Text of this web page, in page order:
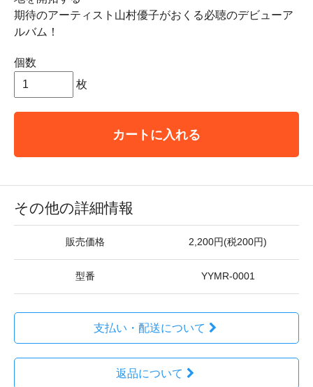
期待のアーティスト山村優子がおくる必聴のデビューア
ルバム！
個数
枚
カートに入れる
その他の詳細情報
販売価格 2,200円(税200円)
型番 YYMR-0001
支払い・配送について
返品について